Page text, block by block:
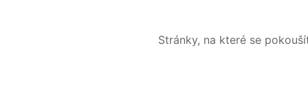
Stránky, na které se